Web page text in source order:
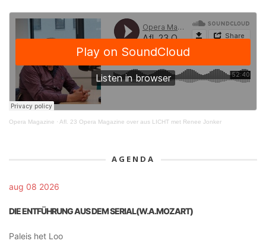
Opera Magazine · Afl. 23 Opera Magazine over aus LICHT met Renee Jonker
AGENDA
aug 08 2026
DIE ENTFÜHRUNG AUS DEM SERIAL(W.A.MOZART)
Paleis het Loo